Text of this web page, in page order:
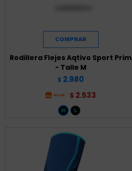
Rodillera Flejes Aqtivo Sport Prim
- Talle M
$ 2.980
$ 2.533